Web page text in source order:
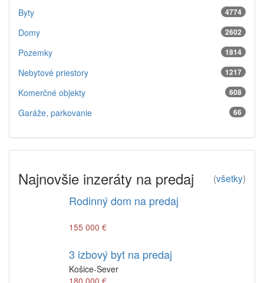
4774
Byty
2602
Domy
1814
Pozemky
1217
Nebytové priestory
608
Komerčné objekty
66
Garáže, parkovanie
(všetky)
Najnovšie inzeráty na predaj
Rodinný dom na predaj
155 000 €
3 izbový byt na predaj
Košice-Sever
180 000 €